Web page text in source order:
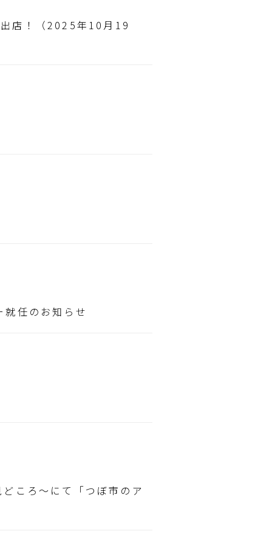
店！（2025年10月19
任のお知らせ
ころ～にて「つぼ市のア